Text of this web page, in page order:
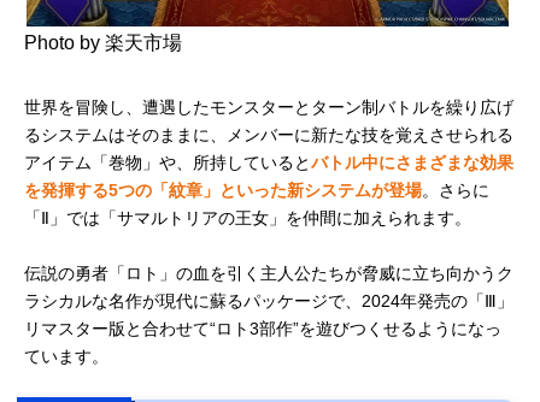
Photo by 楽天市場
世界を冒険し、遭遇したモンスターとターン制バトルを繰り広げ
るシステムはそのままに、メンバーに新たな技を覚えさせられる
アイテム「巻物」や、所持しているとバトル中にさまざまな効果
を発揮する5つの「紋章」といった新システムが登場。さらに
「Ⅱ」では「サマルトリアの王女」を仲間に加えられます。
伝説の勇者「ロト」の血を引く主人公たちが脅威に立ち向かうク
ラシカルな名作が現代に蘇るパッケージで、2024年発売の「Ⅲ」
リマスター版と合わせて“ロト3部作”を遊びつくせるようになっ
ています。